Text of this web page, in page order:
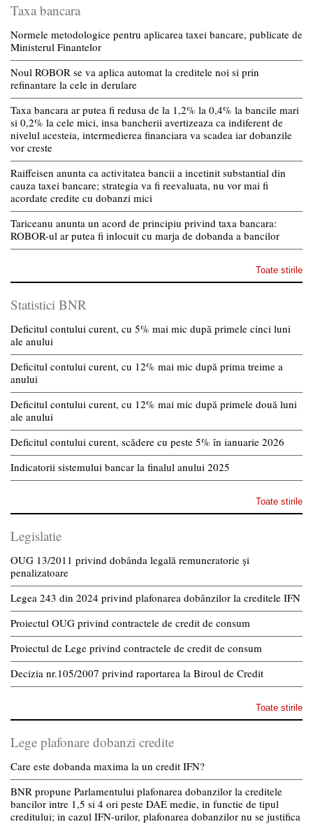
Taxa bancara
Normele metodologice pentru aplicarea taxei bancare, publicate de
Ministerul Finantelor
Noul ROBOR se va aplica automat la creditele noi si prin
refinantare la cele in derulare
Taxa bancara ar putea fi redusa de la 1,2% la 0,4% la bancile mari
si 0,2% la cele mici, insa bancherii avertizeaza ca indiferent de
nivelul acesteia, intermedierea financiara va scadea iar dobanzile
vor creste
Raiffeisen anunta ca activitatea bancii a incetinit substantial din
cauza taxei bancare; strategia va fi reevaluata, nu vor mai fi
acordate credite cu dobanzi mici
Tariceanu anunta un acord de principiu privind taxa bancara:
ROBOR-ul ar putea fi inlocuit cu marja de dobanda a bancilor
Toate stirile
Statistici BNR
Deficitul contului curent, cu 5% mai mic după primele cinci luni
ale anului
Deficitul contului curent, cu 12% mai mic după prima treime a
anului
Deficitul contului curent, cu 12% mai mic după primele două luni
ale anului
Deficitul contului curent, scădere cu peste 5% în ianuarie 2026
Indicatorii sistemului bancar la finalul anului 2025
Toate stirile
Legislatie
OUG 13/2011 privind dobânda legală remuneratorie și
penalizatoare
Legea 243 din 2024 privind plafonarea dobânzilor la creditele IFN
Proiectul OUG privind contractele de credit de consum
Proiectul de Lege privind contractele de credit de consum
Decizia nr.105/2007 privind raportarea la Biroul de Credit
Toate stirile
Lege plafonare dobanzi credite
Care este dobanda maxima la un credit IFN?
BNR propune Parlamentului plafonarea dobanzilor la creditele
bancilor intre 1,5 si 4 ori peste DAE medie, in functie de tipul
creditului; in cazul IFN-urilor, plafonarea dobanzilor nu se justifica